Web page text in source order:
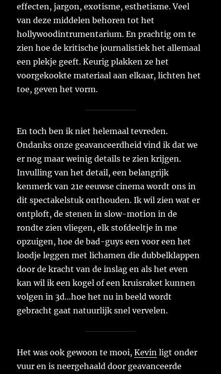
effecten, jargon, exotisme, esthetisme. Veel
van deze middelen behoren tot het
hollywoodintrumentarium. En prachtig om te
zien hoe de kritische journalistiek het allemaal
een plekje geeft. Keurig plakken ze het
voorgekookte materiaal aan elkaar, lichten het
toe, geven het vorm.
En toch ben ik niet helemaal tevreden.
Ondanks onze geavanceerdheid vind ik dat we
er nog maar weinig details te zien krijgen.
Invulling van het detail, een belangrijk
kenmerk van 21e eeuwse cinema wordt ons in
dit spectakelstuk onthouden. Ik wil zien wat er
ontploft, de stenen in slow-motion in de
rondte zien vliegen, elk stofdeeltje in me
opzuigen, hoe de bad-guys een voor een het
loodje leggen met lichamen die dubbelklappen
door de kracht van de inslag en als het even
kan wil ik een kogel of een kruisraket kunnen
volgen in 3d…hoe het nu in beeld wordt
gebracht gaat natuurlijk snel vervelen.
Het was ook gewoon te mooi,Kevin ligt onder
vuur en is neergehaald door geavanceerde